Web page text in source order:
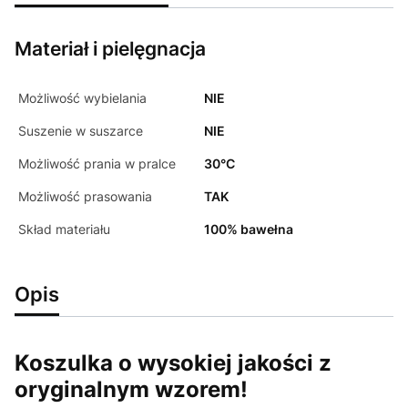
Materiał i pielęgnacja
Możliwość wybielania NIE
Suszenie w suszarce NIE
Możliwość prania w pralce 30°C
Możliwość prasowania TAK
Skład materiału 100% bawełna
Opis
Koszulka o wysokiej jakości z
oryginalnym wzorem!